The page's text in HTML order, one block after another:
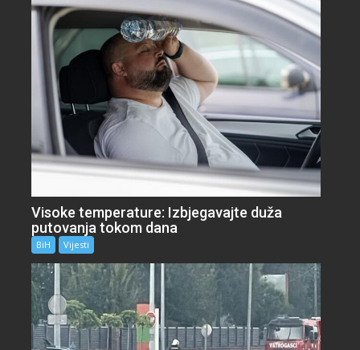
Visoke temperature: Izbjegavajte duža
putovanja tokom dana
BiH Vijesti